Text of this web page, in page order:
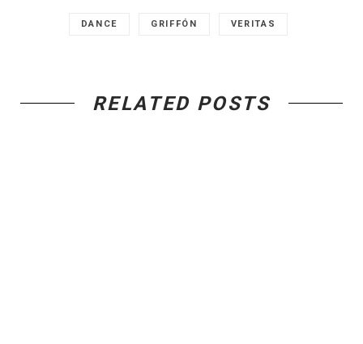
DANCE GRIFFÓN VERITAS
RELATED POSTS